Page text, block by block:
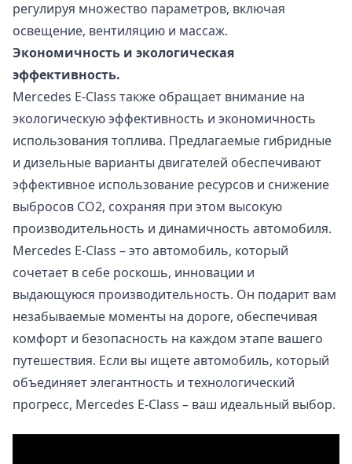
регулируя множество параметров, включая
освещение, вентиляцию и массаж.
Экономичность и экологическая
эффективность.
Mercedes E-Class также обращает внимание на
экологическую эффективность и экономичность
использования топлива. Предлагаемые гибридные
и дизельные варианты двигателей обеспечивают
эффективное использование ресурсов и снижение
выбросов CO2, сохраняя при этом высокую
производительность и динамичность автомобиля.
Mercedes E-Class – это автомобиль, который
сочетает в себе роскошь, инновации и
выдающуюся производительность. Он подарит вам
незабываемые моменты на дороге, обеспечивая
комфорт и безопасность на каждом этапе вашего
путешествия. Если вы ищете автомобиль, который
объединяет элегантность и технологический
прогресс, Mercedes E-Class – ваш идеальный выбор.